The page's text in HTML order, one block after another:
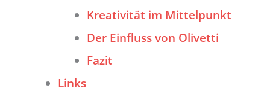
Kreativität im Mittelpunkt
Der Einfluss von Olivetti
Fazit
Links